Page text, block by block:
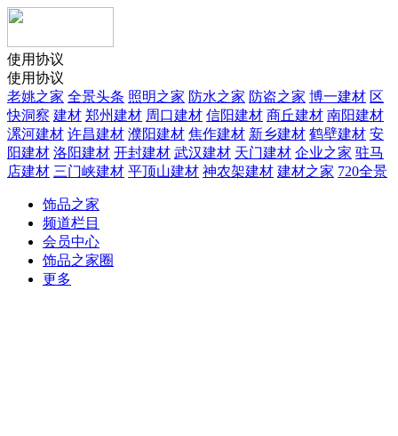
使用协议
使用协议
老姚之家 全景头条 照明之家 防水之家 防盗之家 博一建材 区
快洞察 建材 郑州建材 周口建材 信阳建材 商丘建材 南阳建材
漯河建材 许昌建材 濮阳建材 焦作建材 新乡建材 鹤壁建材 安
阳建材 洛阳建材 开封建材 武汉建材 天门建材 企业之家 驻马
店建材 三门峡建材 平顶山建材 神农架建材 建材之家 720全景
饰品之家
频道栏目
会员中心
饰品之家圈
更多